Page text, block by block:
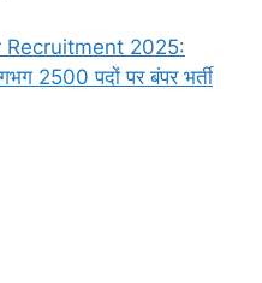
Recruitment 2025:
2500 पदों पर बंपर भर्ती